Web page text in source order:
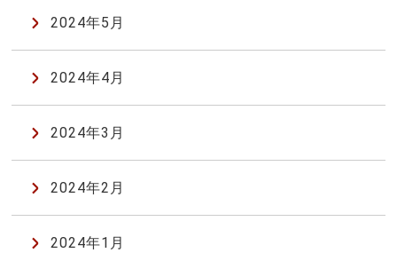
2024年5月
2024年4月
2024年3月
2024年2月
2024年1月